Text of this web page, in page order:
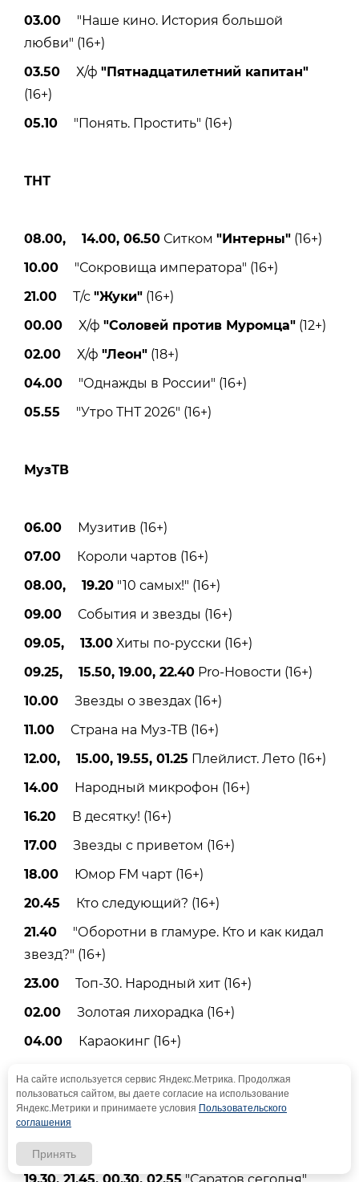
03.00 "Наше кино. История большой
любви" (16+)
03.50 Х/ф "Пятнадцатилетний капитан"
(16+)
05.10 "Понять. Простить" (16+)
ТНТ
08.00, 14.00, 06.50 Ситком "Интерны" (16+)
10.00 "Сокровища императора" (16+)
21.00 Т/с "Жуки" (16+)
00.00 Х/ф "Соловей против Муромца" (12+)
02.00 Х/ф "Леон" (18+)
04.00 "Однажды в России" (16+)
05.55 "Утро ТНТ 2026" (16+)
МузТВ
06.00 Музитив (16+)
07.00 Короли чартов (16+)
08.00, 19.20 "10 самых!" (16+)
09.00 События и звезды (16+)
09.05, 13.00 Хиты по-русски (16+)
09.25, 15.50, 19.00, 22.40 Pro-Новости (16+)
10.00 Звезды о звездах (16+)
11.00 Страна на Муз-ТВ (16+)
12.00, 15.00, 19.55, 01.25 Плейлист. Лето (16+)
14.00 Народный микрофон (16+)
16.20 В десятку! (16+)
17.00 Звезды с приветом (16+)
18.00 Юмор FM чарт (16+)
20.45 Кто следующий? (16+)
21.40 "Оборотни в гламуре. Кто и как кидал
звезд?" (16+)
23.00 Топ-30. Народный хит (16+)
02.00 Золотая лихорадка (16+)
04.00 Караокинг (16+)
Саратов 24
06.00, 07.00, 08.00, 09.00, 13.00, 15.00, 16.30,
19.30, 21.45, 00.30, 02.55"Саратов сегодня"
На сайте используется сервис Яндекс.Метрика. Продолжая
пользоваться сайтом, вы даете согласие на использование
Яндекс.Метрики и принимаете условия Пользовательского
соглашения
Принять